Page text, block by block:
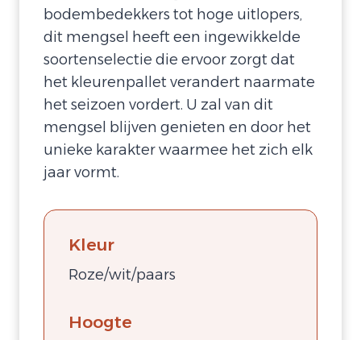
bodembedekkers tot hoge uitlopers,
dit mengsel heeft een ingewikkelde
soortenselectie die ervoor zorgt dat
het kleurenpallet verandert naarmate
het seizoen vordert. U zal van dit
mengsel blijven genieten en door het
unieke karakter waarmee het zich elk
jaar vormt.
Kleur
Roze/wit/paars
Hoogte